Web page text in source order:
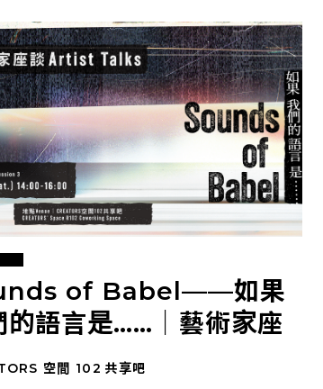
of Babel——如果
的語言是……｜藝術家座
場次三
空間 102 共享吧